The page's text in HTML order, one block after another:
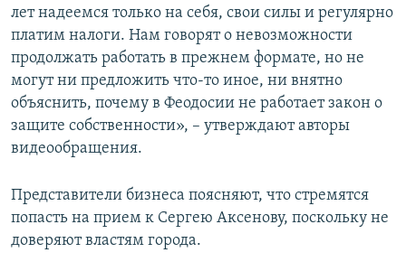
лет надеемся только на себя, свои силы и регулярно
платим налоги. Нам говорят о невозможности
продолжать работать в прежнем формате, но не
могут ни предложить что-то иное, ни внятно
объяснить, почему в Феодосии не работает закон о
защите собственности», – утверждают авторы
видеообращения.
Представители бизнеса поясняют, что стремятся
попасть на прием к Сергею Аксенову, поскольку не
доверяют властям города.